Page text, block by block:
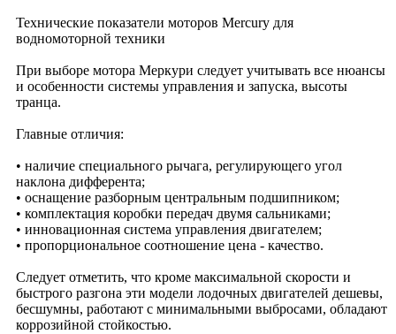
Технические показатели моторов Mercury для
водномоторной техники
При выборе мотора Меркури следует учитывать все нюансы
и особенности системы управления и запуска, высоты
транца.
Главные отличия:
• наличие специального рычага, регулирующего угол
наклона дифферента;
• оснащение разборным центральным подшипником;
• комплектация коробки передач двумя сальниками;
• инновационная система управления двигателем;
• пропорциональное соотношение цена - качество.
Следует отметить, что кроме максимальной скорости и
быстрого разгона эти модели лодочных двигателей дешевы,
бесшумны, работают с минимальными выбросами, обладают
коррозийной стойкостью.